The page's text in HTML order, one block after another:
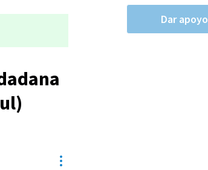
Controles de recursos
Dar apoyo